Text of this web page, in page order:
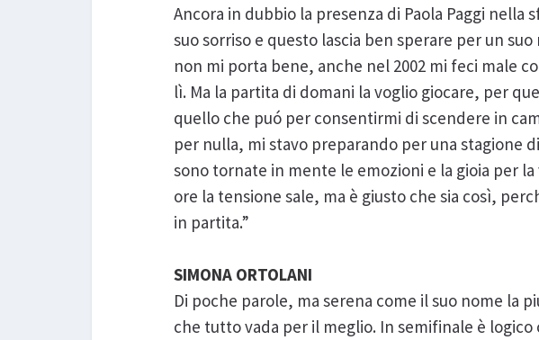
Ancora in dubbio la presenza di Paola Paggi
suo sorriso e questo lascia ben sperare per un
non mi porta bene, anche nel 2002 mi feci male
lì. Ma la partita di domani la voglio giocare, per
quello che puó per consentirmi di scendere in
per nulla, mi stavo preparando per una stagione
sono tornate in mente le emozioni e la gioia per
ore la tensione sale, ma è giusto che sia così,
in partita.”
SIMONA ORTOLANI
Di poche parole, ma serena come il suo nome la
che tutto vada per il meglio. In semifinale è